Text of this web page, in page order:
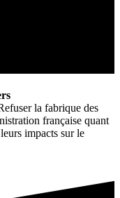
la fabrique des
française quant
impacts sur le